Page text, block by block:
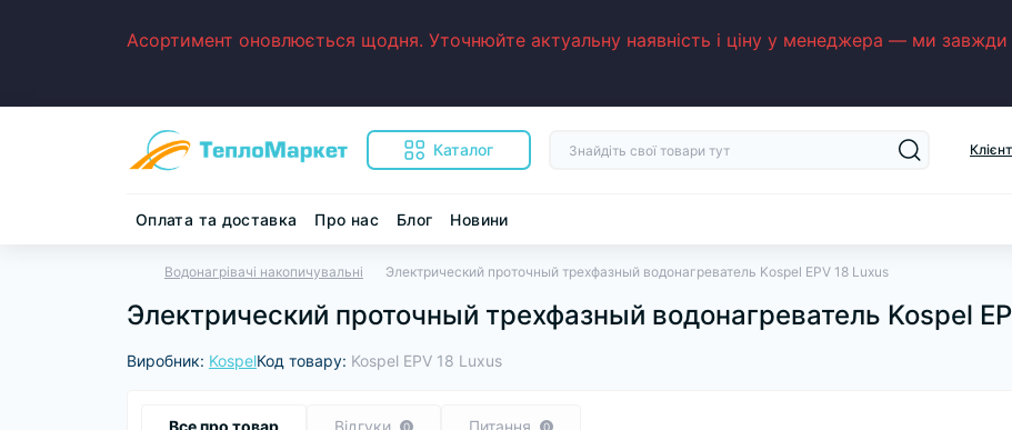
Асортимент оновлюється щодня. Уточнюйте актуальну наявність і ціну у менеджера — ми завжди
Каталог
Оплата та доставка Про нас Блог Новини
Водонагрівачі накопичувальні Электрический проточный трехфазный водонагреватель Kospel EPV 18 Luxus
Электрический проточный трехфазный водонагреватель Kospel
Виробник: KospelКод товару: Kospel EPV 18 Luxus
0 0